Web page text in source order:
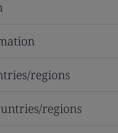
regions
regions